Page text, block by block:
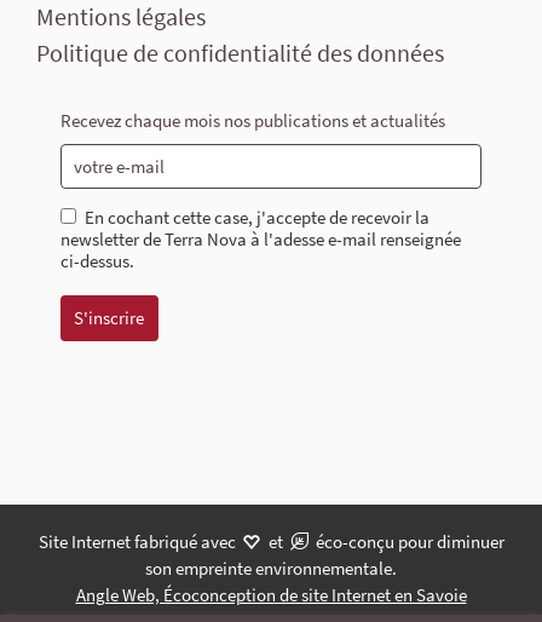
Mentions légales
Politique de confidentialité des données
Recevez chaque mois nos publications et actualités
En cochant cette case, j'accepte de recevoir la
newsletter de Terra Nova à l'adesse e-mail renseignée
ci-dessus.
Site Internet fabriqué avec et
éco-conçu pour diminuer
son empreinte environnementale.
Angle Web, Écoconception de site Internet en Savoie